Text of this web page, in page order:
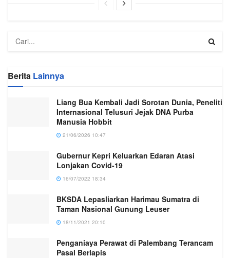
Berita Lainnya
Liang Bua Kembali Jadi Sorotan Dunia, Peneliti
Internasional Telusuri Jejak DNA Purba
Manusia Hobbit
21/06/2026 10:47
Gubernur Kepri Keluarkan Edaran Atasi
Lonjakan Covid-19
16/07/2022 18:34
BKSDA Lepasliarkan Harimau Sumatra di
Taman Nasional Gunung Leuser
18/11/2021 20:10
Penganiaya Perawat di Palembang Terancam
Pasal Berlapis